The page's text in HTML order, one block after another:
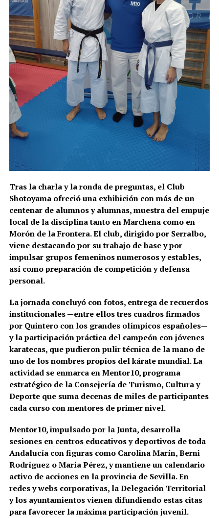
Tras la charla y la ronda de preguntas, el Club
Shotoyama ofreció una exhibición con más de un
centenar de alumnos y alumnas, muestra del empuje
local de la disciplina tanto en Marchena como en
Morón de la Frontera. El club, dirigido por Serralbo,
viene destacando por su trabajo de base y por
impulsar grupos femeninos numerosos y estables,
así como preparación de competición y defensa
personal.
La jornada concluyó con fotos, entrega de recuerdos
institucionales —entre ellos tres cuadros firmados
por Quintero con los grandes olímpicos españoles—
y la participación práctica del campeón con jóvenes
karatecas, que pudieron pulir técnica de la mano de
uno de los nombres propios del kárate mundial. La
actividad se enmarca en Mentor10, programa
estratégico de la Consejería de Turismo, Cultura y
Deporte que suma decenas de miles de participantes
cada curso con mentores de primer nivel.
Mentor10, impulsado por la Junta, desarrolla
sesiones en centros educativos y deportivos de toda
Andalucía con figuras como Carolina Marín, Berni
Rodríguez o María Pérez, y mantiene un calendario
activo de acciones en la provincia de Sevilla. En
redes y webs corporativas, la Delegación Territorial
y los ayuntamientos vienen difundiendo estas citas
para favorecer la máxima participación juvenil.